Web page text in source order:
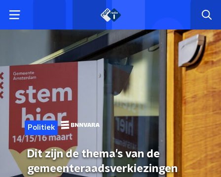
Politiek
Dit zijn de thema's van de
gemeenteraadsverkiezingen